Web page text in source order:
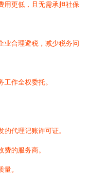
用更低，且无需承担社保
业合理避税，减少税务问
作全权委托。
代理记账许可证。
的服务商。
。